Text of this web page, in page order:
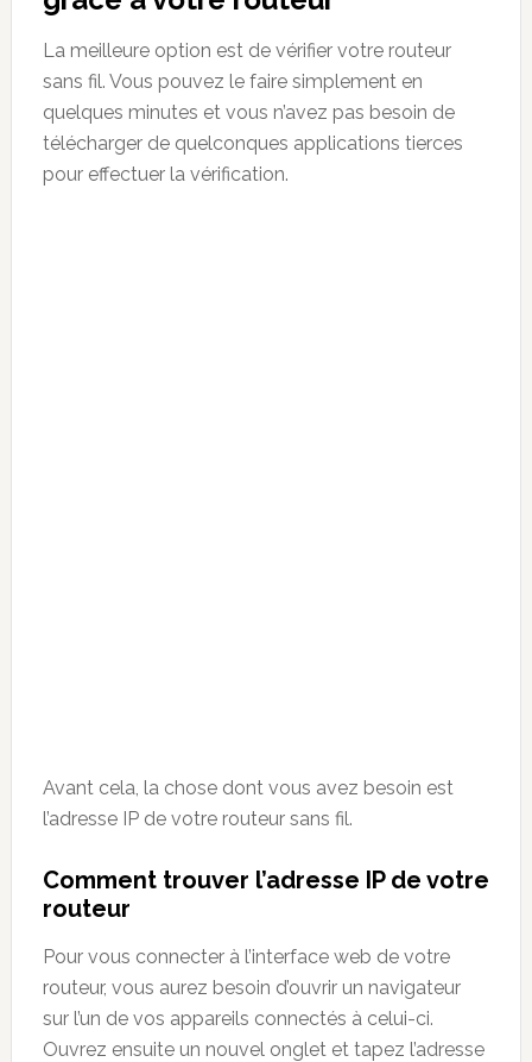
La meilleure option est de vérifier votre routeur
sans fil. Vous pouvez le faire simplement en
quelques minutes et vous n’avez pas besoin de
télécharger de quelconques applications tierces
pour effectuer la vérification.
Avant cela, la chose dont vous avez besoin est
l’adresse IP de votre routeur sans fil.
Comment trouver l’adresse IP de votre
routeur
Pour vous connecter à l’interface web de votre
routeur, vous aurez besoin d’ouvrir un navigateur
sur l’un de vos appareils connectés à celui-ci.
Ouvrez ensuite un nouvel onglet et tapez l’adresse